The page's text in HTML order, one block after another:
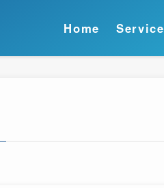
Home Service